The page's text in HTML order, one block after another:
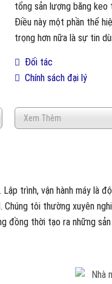
tổng sản lượng băng
Điều này một phần thể
trọng hơn nữa là sự tin
Đối tác
Chính sách đại lý
Xem Thêm
trình, vận hành máy là
tôi thường xuyên
đồng thời tạo ra những